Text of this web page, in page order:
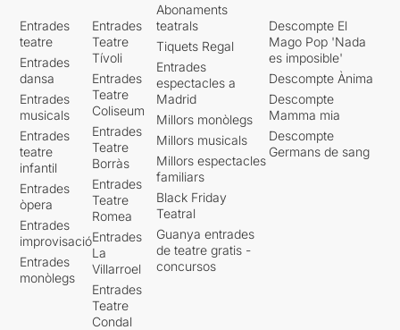
Entrades
teatre
Entrades
dansa
Entrades
musicals
Entrades
teatre
infantil
Entrades
òpera
Entrades
improvisació
Entrades
monòlegs
Entrades
Teatre
Tívoli
Entrades
Teatre
Coliseum
Entrades
Teatre
Borràs
Entrades
Teatre
Romea
Entrades
La
Villarroel
Entrades
Teatre
Condal
Abonaments
teatrals
Tiquets Regal
Entrades
espectacles a
Madrid
Millors monòlegs
Millors musicals
Millors espectacles
familiars
Black Friday
Teatral
Guanya entrades
de teatre gratis -
concursos
Descompte El
Mago Pop 'Nada
es imposible'
Descompte Ànima
Descompte
Mamma mia
Descompte
Germans de sang